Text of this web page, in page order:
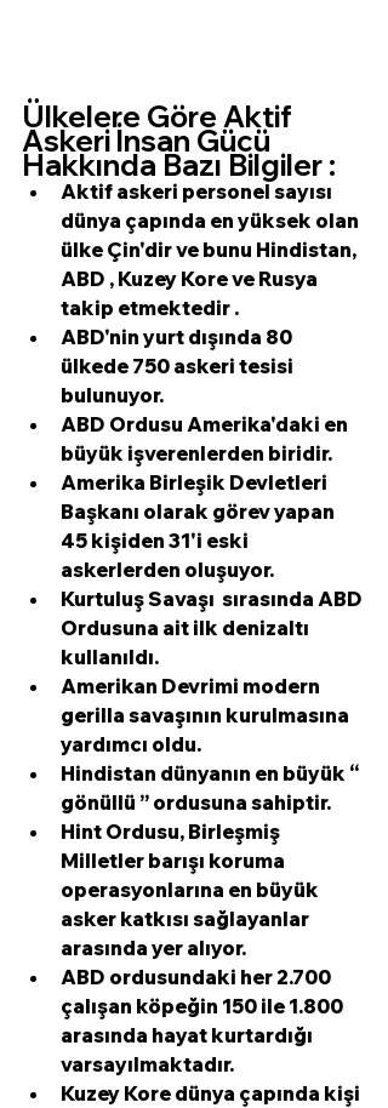
Ülkelere Göre Aktif
Askeri İnsan Gücü
Hakkında Bazı Bilgiler :
Aktif askeri personel sayısı
dünya çapında en yüksek olan
ülke Çin'dir ve bunu Hindistan,
ABD , Kuzey Kore ve Rusya
takip etmektedir .
ABD'nin yurt dışında 80
ülkede 750 askeri tesisi
bulunuyor.
ABD Ordusu Amerika'daki en
büyük işverenlerden biridir.
Amerika Birleşik Devletleri
Başkanı olarak görev yapan
45 kişiden 31'i eski
askerlerden oluşuyor.
Kurtuluş Savaşı sırasında ABD
Ordusuna ait ilk denizaltı
kullanıldı.
Amerikan Devrimi modern
gerilla savaşının kurulmasına
yardımcı oldu.
Hindistan dünyanın en büyük “
gönüllü ” ordusuna sahiptir.
Hint Ordusu, Birleşmiş
Milletler barışı koruma
operasyonlarına en büyük
asker katkısı sağlayanlar
arasında yer alıyor.
ABD ordusundaki her 2.700
çalışan köpeğin 150 ile 1.800
arasında hayat kurtardığı
varsayılmaktadır.
Kuzey Kore dünya çapında kişi